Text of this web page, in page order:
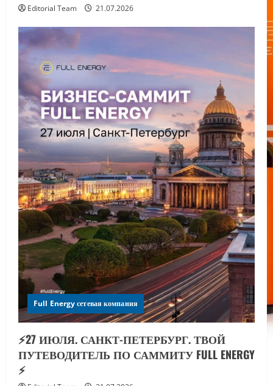
Editorial Team 21.07.2026
Full Energy сетевая компания
⚡️27 ИЮЛЯ. САНКТ-ПЕТЕРБУРГ. ТВОЙ
ПУТЕВОДИТЕЛЬ ПО САММИТУ FULL ENERGY
⚡️